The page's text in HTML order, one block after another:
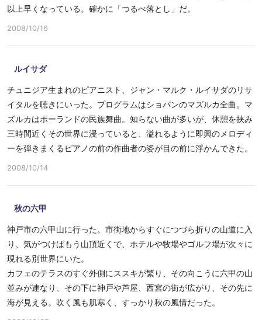
以上早くなっている。確かに「つるべ落とし」だ。
2008/10/16
ルイサダ
チュニジア生まれのピアニスト、ジャン・マルク・ルイサダのリサ
イタルを聴きにいった。プログラムはショパンのマズルカ全曲。マ
ズルカはポーランドの民族舞曲。知らない曲が多いが、休憩を挟み
三時間近くその世界に浸っていると、溢れるように即興のメロディ
ーを弾きまくるピアノの前の作曲者の姿が目の前に浮かんできた。
2008/10/14
秋の六甲
神戸市の六甲山に行った。市街地からすぐにつづら折りの山道に入
り、気がつけばもう山頂近くで、ホテルや牧場やゴルフ場が次々に
現れる別世界にいた。
カフェのテラスのすぐ外側にススキが繁り、その向こうに六甲の山
並みが連なり、その下に神戸や芦屋、西宮の街が広がり、その先に
海が見える。吹く風も肌寒く、すっかり秋の風情だった。